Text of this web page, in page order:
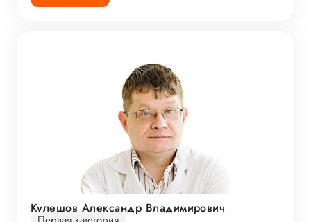
Кулешов Александр Владимирович